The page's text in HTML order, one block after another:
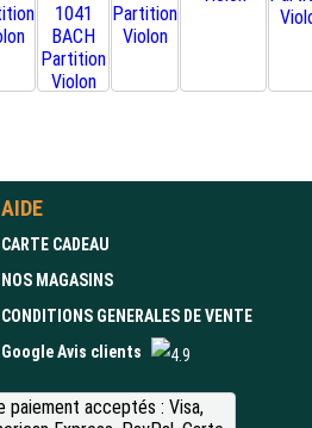
AIDE
CARTE CADEAU
NOS MAGASINS
CONDITIONS GENERALES DE VENTE
Google Avis clients